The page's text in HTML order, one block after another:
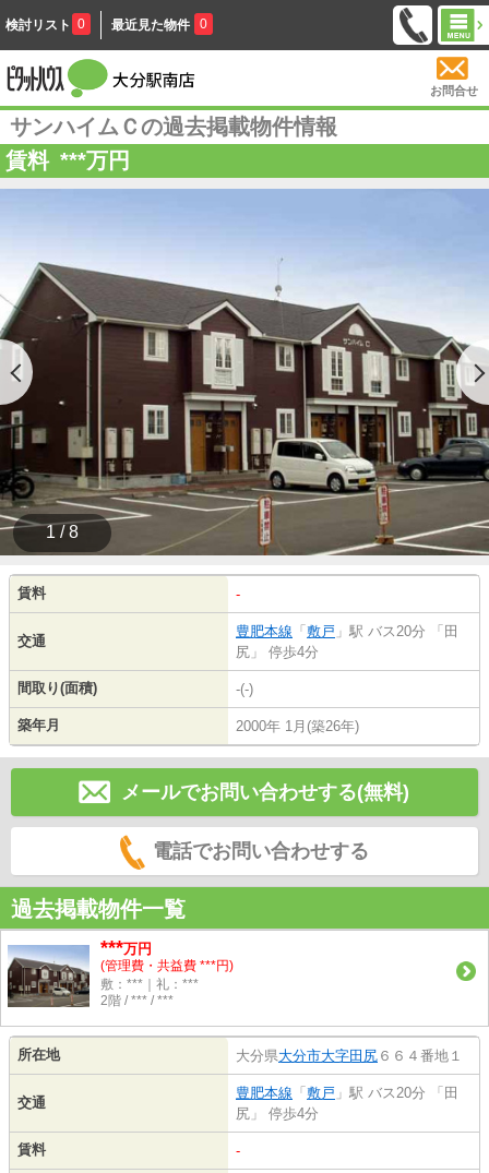
検討リスト 0 最近見た物件 0
お問合せ
サンハイムＣの過去掲載物件情報
賃料 ***万円
1 / 8
賃料 -
交通
豊肥本線 「 敷戸 」駅 バス20分 「田
尻」 停歩4分
間取り(面積) -(-)
築年月 2000年 1月(築26年)
メールでお問い合わせする(無料)
電話でお問い合わせする
過去掲載物件一覧
***万円
(管理費・共益費 ***円)
敷：***｜礼：***
2階 / *** / ***
所在地 大分県大分市大字田尻 ６６４番地１
交通
豊肥本線 「 敷戸 」駅 バス20分 「田
尻」 停歩4分
賃料 -